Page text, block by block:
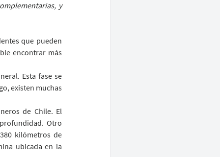
y
que pueden
encontrar más
Esta fase se
existen muchas
de Chile. El
Otro
kilómetros de
ubicada en la